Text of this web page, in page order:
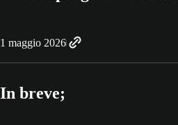
1 maggio 2026
In breve;